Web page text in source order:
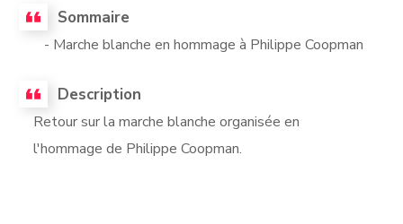
Sommaire
- Marche blanche en hommage à Philippe Coopman
Description
Retour sur la marche blanche organisée en
l'hommage de Philippe Coopman.